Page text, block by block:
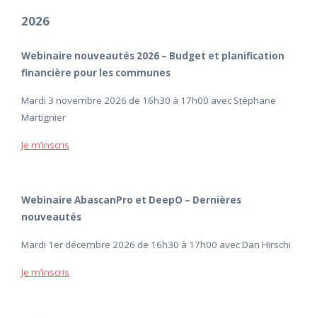
2026
Webinaire nouveautés 2026 – Budget et planification
financière pour les communes
Mardi 3 novembre 2026 de 16h30 à 17h00 avec Stéphane
Martignier
Je m’inscris
Webinaire AbascanPro et DeepO – Dernières
nouveautés
Mardi 1er décembre 2026 de 16h30 à 17h00 avec Dan Hirschi
Je m’inscris